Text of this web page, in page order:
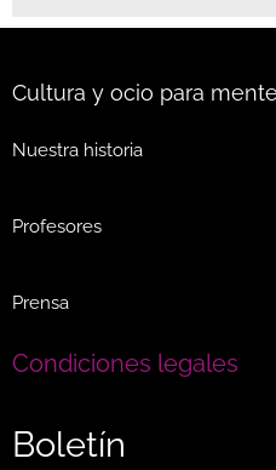
Cultura y ocio para
Nuestra historia
Profesores
Prensa
Condiciones legales
Boletín